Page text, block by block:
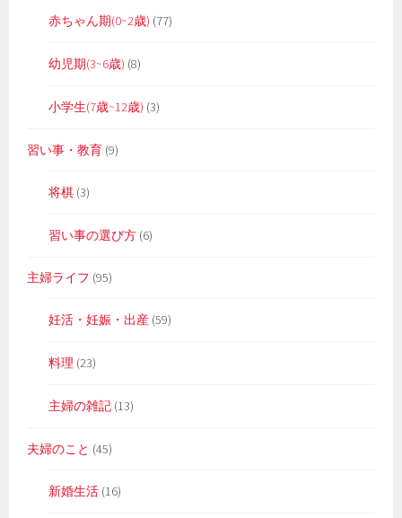
赤ちゃん期(0~2歳) (77)
幼児期(3~6歳) (8)
小学生(7歳~12歳) (3)
習い事・教育 (9)
将棋 (3)
習い事の選び方 (6)
主婦ライフ (95)
妊活・妊娠・出産 (59)
料理 (23)
主婦の雑記 (13)
夫婦のこと (45)
新婚生活 (16)